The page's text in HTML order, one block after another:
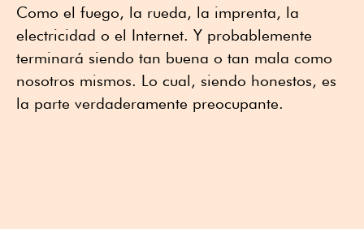
Como el fuego, la rueda, la imprenta, la
electricidad o el Internet. Y probablemente
terminará siendo tan buena o tan mala como
nosotros mismos. Lo cual, siendo honestos, es
la parte verdaderamente preocupante.